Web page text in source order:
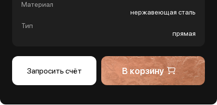
Материал
нержавеющая сталь
Тип
прямая
Запросить счёт В корзину